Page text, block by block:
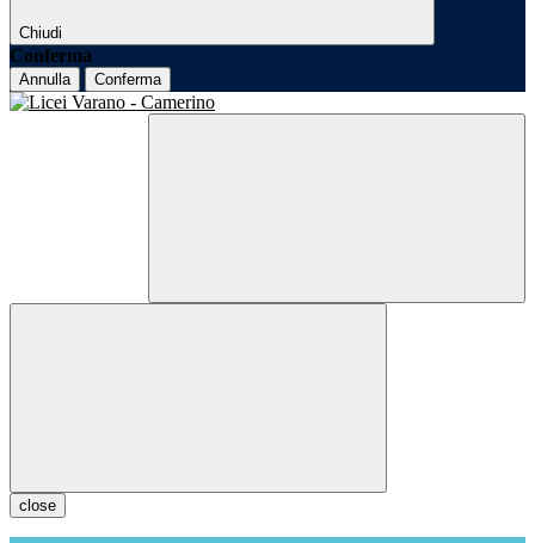
Chiudi
Conferma
Annulla Conferma
close